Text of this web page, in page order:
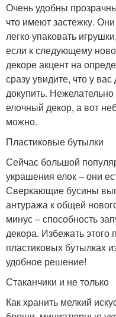
Очень удобны
что имеют застежку.
легко упаковать
если к следующему
декоре акцент на
сразу увидите, что у
докупить.
елочный декор, а вот
можно.
Пластиковые бутылки
Сейчас большой
украшения елок – они
Сверкающие бусины
антуража к общей
минус – способность
декора. Избежать этого
пластиковых бутылках
удобное решение!
Стаканчики и не только
Как хранить мелкий